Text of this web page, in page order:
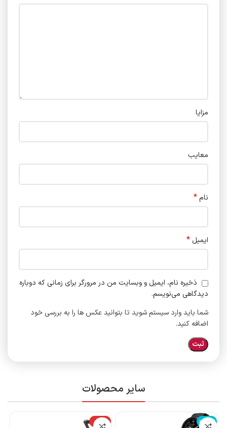
مزایا
معایب
نام*
ایمیل *
ذخیره نام، ایمیل و وبسایت من در مرورگر برای زمانی که دوباره
دیدگاهی می‌نویسم.
شما باید وارد سیستم شوید تا بتوانید عکس ها را به بررسی خود
اضافه کنید.
سایر محصولات
ناموجود
-14%